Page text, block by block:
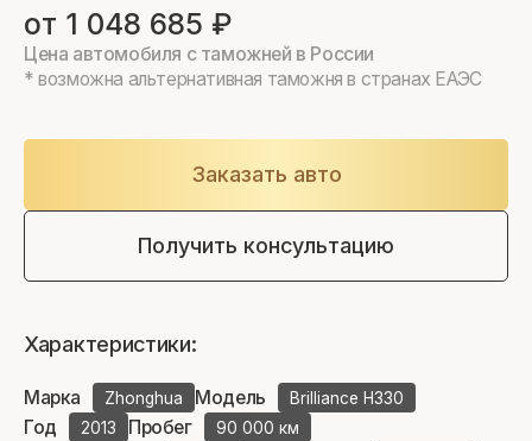
от 1 048 685 ₽
Цена автомобиля с таможней в России
* возможна альтернативная таможня в странах ЕАЭС
Заказать авто
Получить консультацию
Характеристики:
Марка Zhonghua Модель Brilliance H330
Год 2013 Пробег 90 000 км